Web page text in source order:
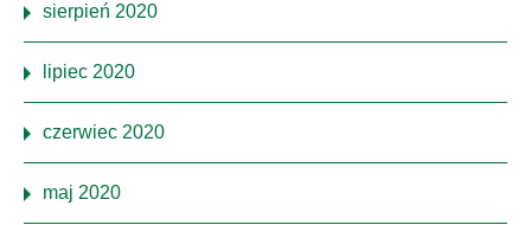
sierpień 2020
lipiec 2020
czerwiec 2020
maj 2020